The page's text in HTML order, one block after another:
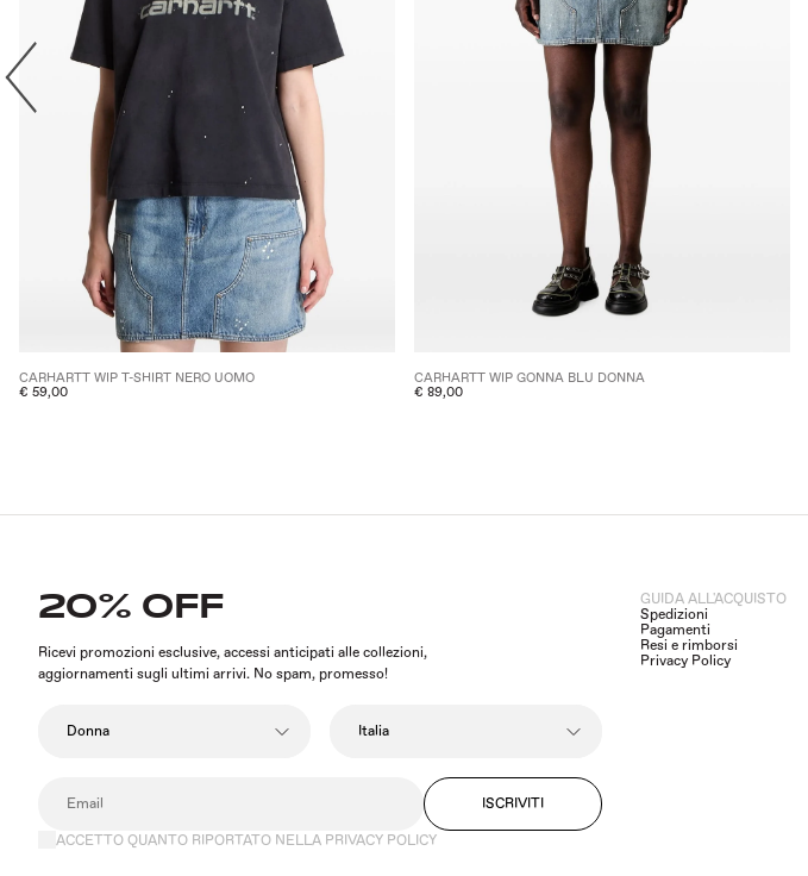
CARHARTT WIP T-SHIRT NERO UOMO
€ 59,00
CARHARTT WIP GONNA BLU DONNA
€ 89,00
20% OFF
Ricevi promozioni esclusive, accessi anticipati alle collezioni,
aggiornamenti sugli ultimi arrivi. No spam, promesso!
ISCRIVITI
ACCETTO QUANTO RIPORTATO NELLA PRIVACY POLICY
GUIDA ALL'ACQUISTO
Spedizioni
Pagamenti
Resi e rimborsi
Privacy Policy